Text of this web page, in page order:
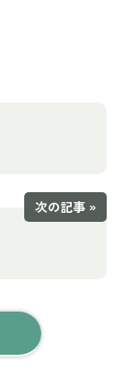
次の記事 »